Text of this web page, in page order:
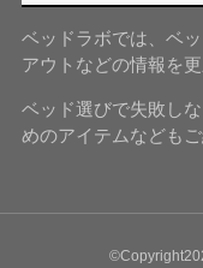
ベッドラボでは、ベ
アウトなどの情報を更
ベッド選びで失敗し
めのアイテムなどもご